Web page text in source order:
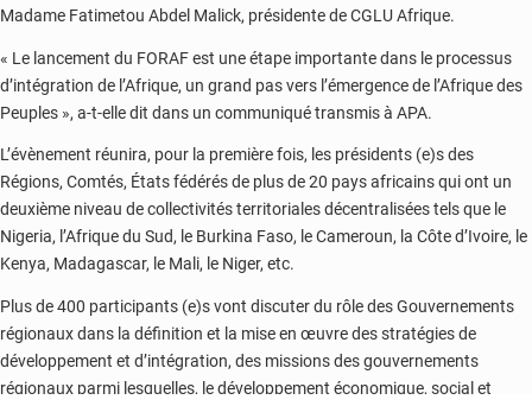
Madame Fatimetou Abdel Malick, présidente de CGLU Afrique.
« Le lancement du FORAF est une étape importante dans le processus
d’intégration de l’Afrique, un grand pas vers l’émergence de l’Afrique des
Peuples », a-t-elle dit dans un communiqué transmis à APA.
L’évènement réunira, pour la première fois, les présidents (e)s des
Régions, Comtés, États fédérés de plus de 20 pays africains qui ont un
deuxième niveau de collectivités territoriales décentralisées tels que le
Nigeria, l’Afrique du Sud, le Burkina Faso, le Cameroun, la Côte d’Ivoire, le
Kenya, Madagascar, le Mali, le Niger, etc.
Plus de 400 participants (e)s vont discuter du rôle des Gouvernements
régionaux dans la définition et la mise en œuvre des stratégies de
développement et d’intégration, des missions des gouvernements
régionaux parmi lesquelles, le développement économique, social et